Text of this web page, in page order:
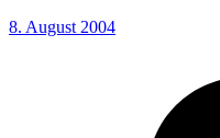
8. August 2004